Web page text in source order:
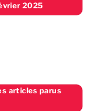
2025
articles parus